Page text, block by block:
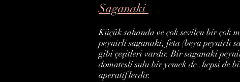
Saganaki
Küçük sahanda ve çok sevilen bir çok
peynirli saganaki, feta (beya peynirli
gibi çeşitleri vardır. Bir saganaki
domatesli sulu bir yemek de..hepsi de
aperatiflerdir.